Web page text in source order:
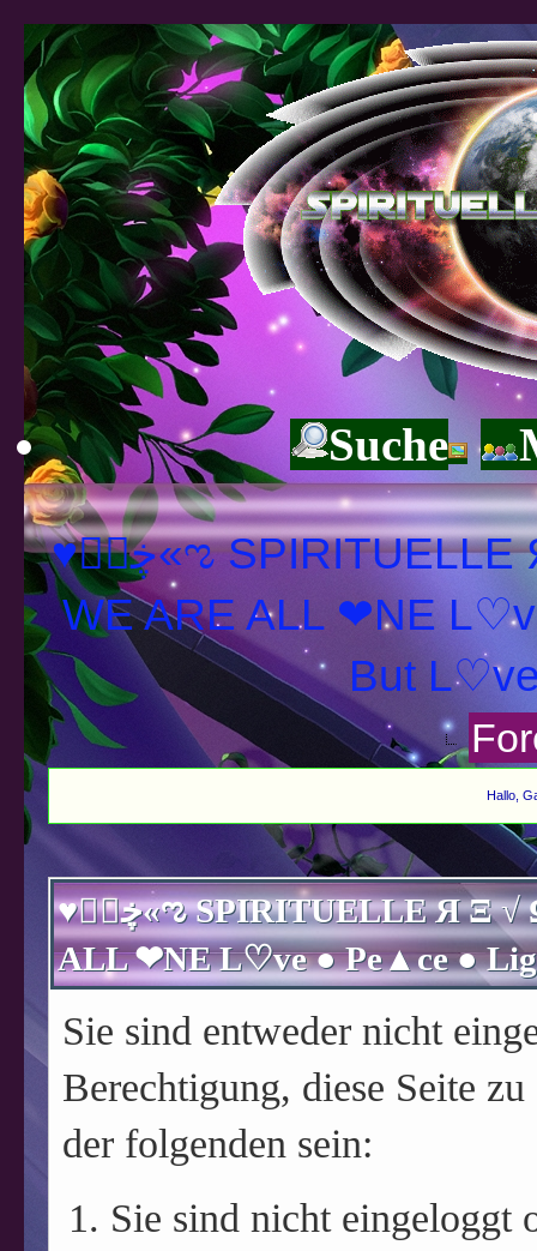
Suche
♥ڿڰۣ«ಌ SPIRITUELLE Я Ξ √ Ω L U T ↑ ☼ N - Forum -
WE ARE ALL ❤NE
Hallo,
♥ڿڰۣ«ಌ SPIRITUELLE Я Ξ √ Ω L U T ↑ ☼ N - Forum - WE ARE
Sie sind entweder nicht
Berechtigung, diese Seite
der folgenden sein:
Sie sind nicht eingeloggt